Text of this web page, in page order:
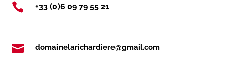
 +33 (0)6 09 79 55 21
 domainelarichardiere@gmail.com